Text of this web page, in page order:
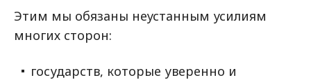
Этим мы обязаны неустанным усилиям
многих сторон:
государств, которые уверенно и